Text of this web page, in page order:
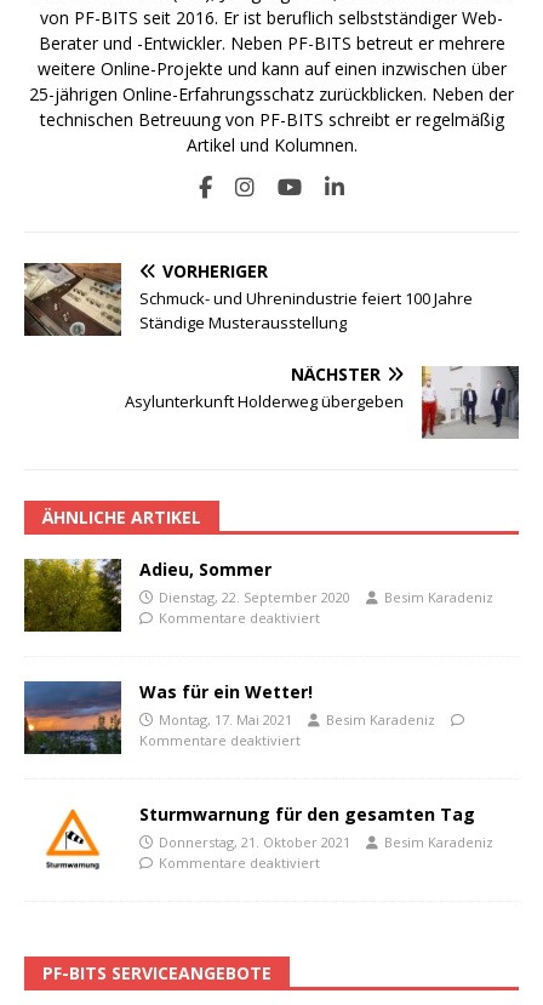
von PF-BITS seit 2016. Er ist beruflich selbstständiger Web-
Berater und -Entwickler. Neben PF-BITS betreut er mehrere
weitere Online-Projekte und kann auf einen inzwischen über
25-jährigen Online-Erfahrungsschatz zurückblicken. Neben der
technischen Betreuung von PF-BITS schreibt er regelmäßig
Artikel und Kolumnen.
VORHERIGER
Schmuck- und Uhrenindustrie feiert 100 Jahre
Ständige Musterausstellung
NÄCHSTER
Asylunterkunft Holderweg übergeben
ÄHNLICHE ARTIKEL
Adieu, Sommer
Dienstag, 22. September 2020
Besim Karadeniz
Kommentare deaktiviert
Was für ein Wetter!
Montag, 17. Mai 2021
Besim Karadeniz
Kommentare deaktiviert
Sturmwarnung für den gesamten Tag
Donnerstag, 21. Oktober 2021
Besim Karadeniz
Kommentare deaktiviert
PF-BITS SERVICEANGEBOTE